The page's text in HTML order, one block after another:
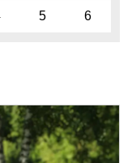
5 6